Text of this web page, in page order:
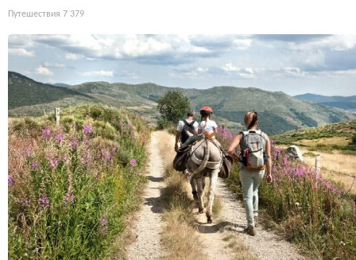
Путешествия 7 379